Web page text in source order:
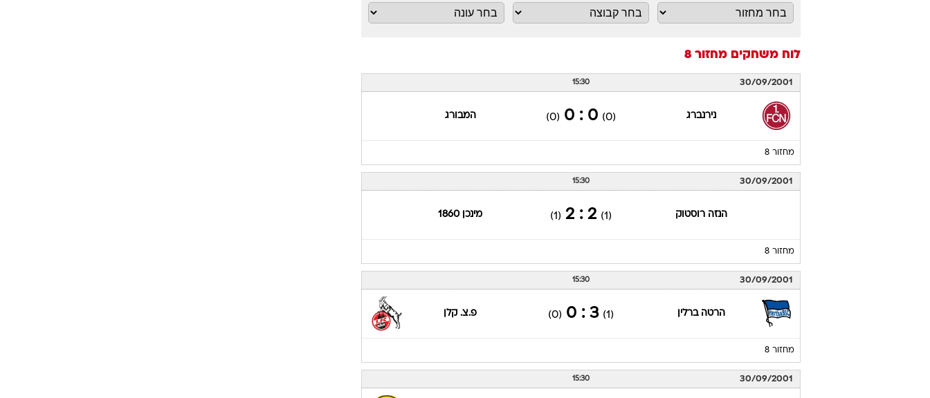
ענפים נוספים
כתבו לנו
לוח משחקים מחזור 8
30/09/2001
15:30
נירנברג (0)
0 : 0
(0) המבורג
מחזור 8
30/09/2001
15:30
הנזה רוסטוק (1)
2 : 2
(1) מינכן 1860
מחזור 8
30/09/2001
15:30
הרטה ברלין (1)
3 : 0
(0) פ.צ. קלן
מחזור 8
30/09/2001
15:30